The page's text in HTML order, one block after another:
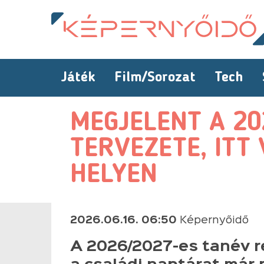
Játék Film/Sorozat Tech
MEGJELENT A
TERVEZETE, ITT
HELYEN
2026.06.16. 06:50 Képernyőidő
A 2026/2027-es tanév